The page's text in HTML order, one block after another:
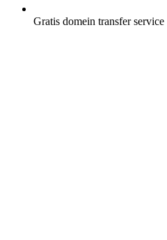
Gratis domein transfer service